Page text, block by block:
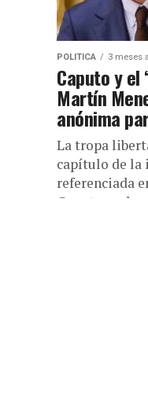
POLITICA 3 meses
Caputo y el
Martín
anónima
La tropa
capítulo de la
referenciada
Caputo, y el